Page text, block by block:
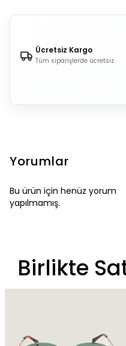
Ücretsiz Kargo
Tüm siparişlerde ücretsiz
Yorumlar
Bu ürün için henüz yorum
yapılmamış.
Birlikte